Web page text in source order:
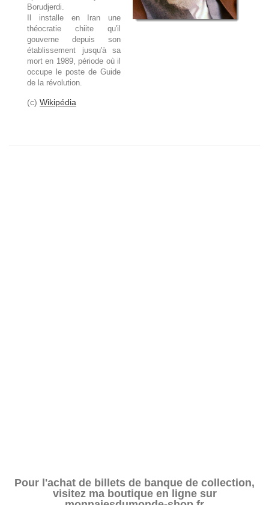
Borudjerdi.
Il installe en Iran une
théocratie chiite qu'il
gouverne depuis son
établissement jusqu'à sa
mort en 1989, période où il
occupe le poste de Guide
de la révolution.
(c) Wikipédia
Pour l'achat de billets de banque de collection,
visitez ma boutique en ligne sur